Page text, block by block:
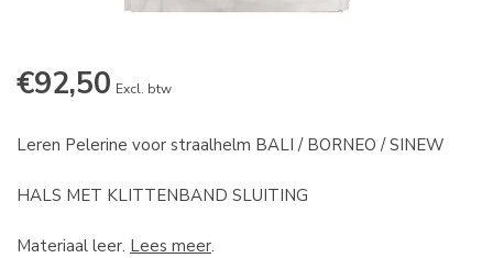
€92,50 Excl. btw
Leren Pelerine voor straalhelm BALI / BORNEO / SINEW
HALS MET KLITTENBAND SLUITING
Materiaal leer. Lees meer.